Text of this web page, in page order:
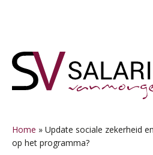
naar
hoofdnavigatie
naar
hoofd
naar
eerste
naar
voettekst
Home » Update sociale zekerheid
op het programma?